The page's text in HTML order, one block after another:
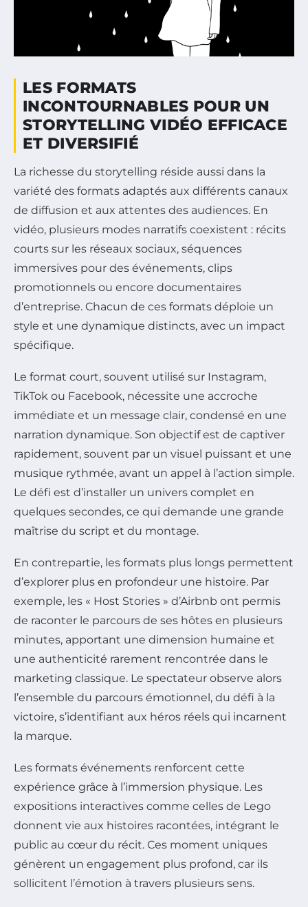
LES FORMATS
INCONTOURNABLES POUR UN
STORYTELLING VIDÉO EFFICACE
ET DIVERSIFIÉ
La richesse du storytelling réside aussi dans la
variété des formats adaptés aux différents canaux
de diffusion et aux attentes des audiences. En
vidéo, plusieurs modes narratifs coexistent : récits
courts sur les réseaux sociaux, séquences
immersives pour des événements, clips
promotionnels ou encore documentaires
d’entreprise. Chacun de ces formats déploie un
style et une dynamique distincts, avec un impact
spécifique.
Le format court, souvent utilisé sur Instagram,
TikTok ou Facebook, nécessite une accroche
immédiate et un message clair, condensé en une
narration dynamique. Son objectif est de captiver
rapidement, souvent par un visuel puissant et une
musique rythmée, avant un appel à l’action simple.
Le défi est d’installer un univers complet en
quelques secondes, ce qui demande une grande
maîtrise du script et du montage.
En contrepartie, les formats plus longs permettent
d’explorer plus en profondeur une histoire. Par
exemple, les « Host Stories » d’Airbnb ont permis
de raconter le parcours de ses hôtes en plusieurs
minutes, apportant une dimension humaine et
une authenticité rarement rencontrée dans le
marketing classique. Le spectateur observe alors
l’ensemble du parcours émotionnel, du défi à la
victoire, s’identifiant aux héros réels qui incarnent
la marque.
Les formats événements renforcent cette
expérience grâce à l’immersion physique. Les
expositions interactives comme celles de Lego
donnent vie aux histoires racontées, intégrant le
public au cœur du récit. Ces moment uniques
génèrent un engagement plus profond, car ils
sollicitent l’émotion à travers plusieurs sens.